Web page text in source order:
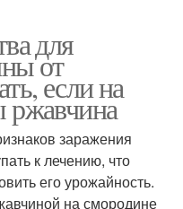
для
от
если на
ржавчина
заражения
к лечению, что
его урожайность.
на смородине